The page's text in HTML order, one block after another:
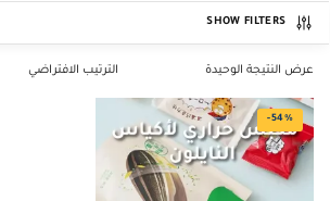
SHOW FILTERS
عرض النتيجة الوحيدة
-54%